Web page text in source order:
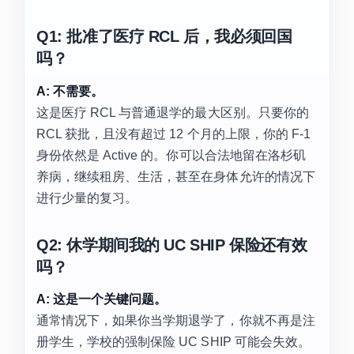
Q1: 批准了医疗 RCL 后，我必须回国
吗？
A: 不需要。
这是医疗 RCL 与普通退学的最大区别。只要你的
RCL 获批，且没有超过 12 个月的上限，你的 F-1
身份依然是 Active 的。你可以合法地留在洛杉矶
养病，继续租房、生活，甚至在身体允许的情况下
进行少量的复习。
Q2: 休学期间我的 UC SHIP 保险还有效
吗？
A: 这是一个关键问题。
通常情况下，如果你当学期退学了，你就不再是注
册学生，学校的强制保险 UC SHIP 可能会失效。